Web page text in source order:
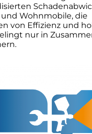
Wohnmobile, die
von Effizienz und
nur in